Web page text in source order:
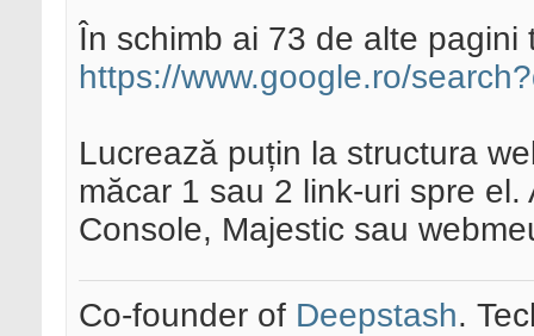
În schimb ai 73 de alte
https://www.google.ro/
Lucrează puțin la structura
măcar 1 sau 2 link-uri spre
Console, Majestic sau
Co-founder of Deepstash.